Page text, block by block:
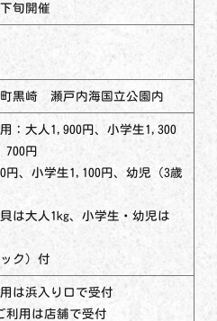
旬開催
黒崎 瀬戸内海国立公園内
：大人1,900円、小学生1,300
700円
円、小学生1,100円、幼児（3歳
は大人1kg、小学生・幼児は
ク）付
は浜入り口で受付
利用は店舗で受付